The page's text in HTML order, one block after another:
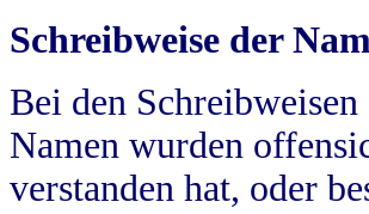
Schreibweise der
Bei den
Namen wurden
verstanden hat, oder